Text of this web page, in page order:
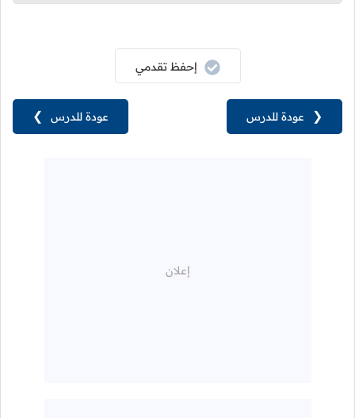
عودة للدرس ❯
إحفظ تقدمي
❮ عودة للدرس